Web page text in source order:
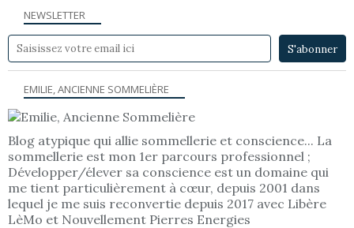
NEWSLETTER
EMILIE, ANCIENNE SOMMELIÈRE
Blog atypique qui allie sommellerie et conscience... La
sommellerie est mon 1er parcours professionnel ;
Développer/élever sa conscience est un domaine qui
me tient particulièrement à cœur, depuis 2001 dans
lequel je me suis reconvertie depuis 2017 avec Libère
LèMo et Nouvellement Pierres Energies